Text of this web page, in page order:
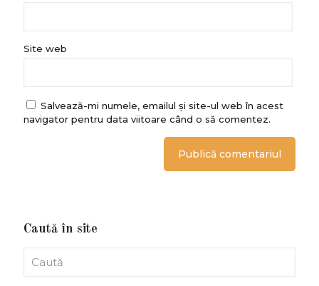
Site web
Salvează-mi numele, emailul și site-ul web în acest
navigator pentru data viitoare când o să comentez.
Caută în site